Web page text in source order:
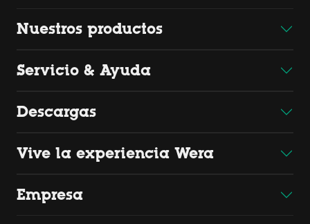
Nuestros productos
Servicio & Ayuda
Descargas
Vive la experiencia Wera
Empresa